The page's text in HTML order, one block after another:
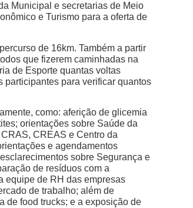
Municipal e secretarias de Meio
e Turismo para a oferta de
de 16km. Também a partir
que fizerem caminhadas na
de Esporte quantas voltas
participantes para verificar quantos
como: aferição de glicemia
orientações sobre Saúde da
CREAS e Centro da
e agendamentos
sobre Segurança e
de resíduos com a
equipe de RH das empresas
de trabalho; além de
de food trucks; e a exposição de